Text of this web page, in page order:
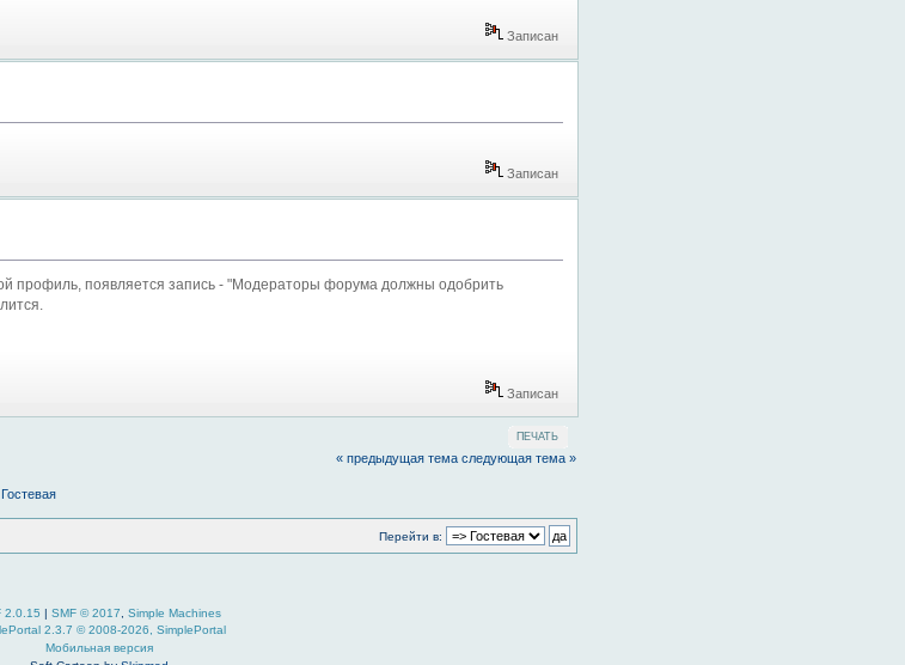
Записан
Записан
профиль, появляется запись - "Модераторы форума должны одобрить
Записан
ПЕЧАТЬ
« предыдущая тема следующая тема »
Гостевая
Перейти в:
2.0.15 | SMF © 2017
Simple Machines
2.3.7 © 2008-2026, SimplePortal
Мобильная версия